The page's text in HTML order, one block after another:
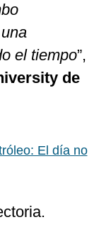
el tiempo”,
de
El día no